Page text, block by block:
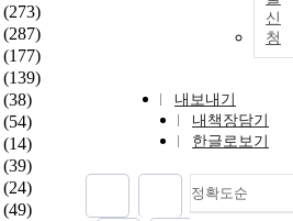
(273)
(287)
(177)
(139)
(38)
(54)
(14)
(39)
(24)
(49)
신
청
내보내기
내책장담기
한글로보기
정확도순